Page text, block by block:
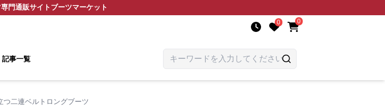
専門通販サイトブーツマーケット
0 0
記事一覧
つ二連ベルトロングブーツ